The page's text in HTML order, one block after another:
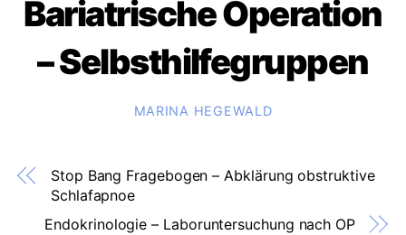
Bariatrische Operation
– Selbsthilfegruppen
MARINA HEGEWALD
Stop Bang Fragebogen – Abklärung obstruktive
Schlafapnoe
Endokrinologie – Laboruntersuchung nach OP